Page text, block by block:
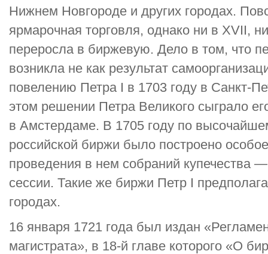
Нижнем Новгороде и других городах.
ярмарочная торговля, однако ни в XVII,
переросла в биржевую. Дело в том, что
возникла не как результат
повелению Петра I в 1703 году в Санкт-
этом решении Петра Великого сыграло
в Амстердаме. В 1705 году по
российской биржи было построено
проведения в нем собраний купечества
сессии. Такие же биржи Петр I
городах.
16 января 1721 года был издан
магистрата», в 18-й главе которого «О